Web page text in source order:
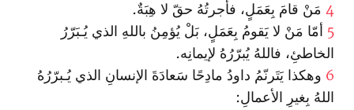
4 مَنْ قامَ بِعَمَلٍ، فأُجرتُهُ حقّ لا هِبَةٌ.
5 أمّا مَنْ لا يَقومُ بِعَمَلٍ، بَلْ يُؤمِنُ باللهِ الذي يُـبَرّرُ
الخاطئِ، فاللهُ يُبرّرُهُ لإيمانِه.
6 وهكذا يَتَرنّمُ داودُ مادِحًا سَعادَةَ الإنسانِ الذي يُـبرّرُهُ
اللهُ بِغيرِ الأعمالِ: